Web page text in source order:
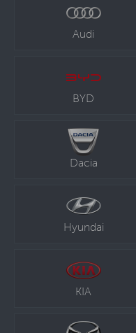
Audi
BYD
Dacia
Hyundai
KIA